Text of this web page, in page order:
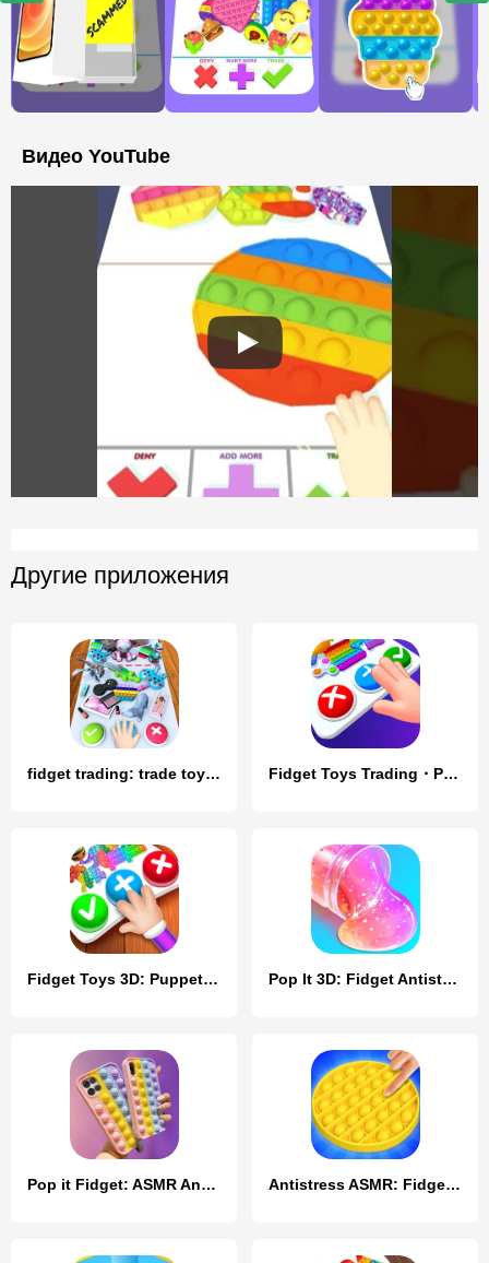
Видео YouTube
Другие приложения
fidget trading: trade toys 3D Fidget Toys Trading・Pop It 3D
Fidget Toys 3D: Puppet Games Pop It 3D: Fidget Antistress
Pop it Fidget: ASMR Antistress Antistress ASMR: Fidget Toys